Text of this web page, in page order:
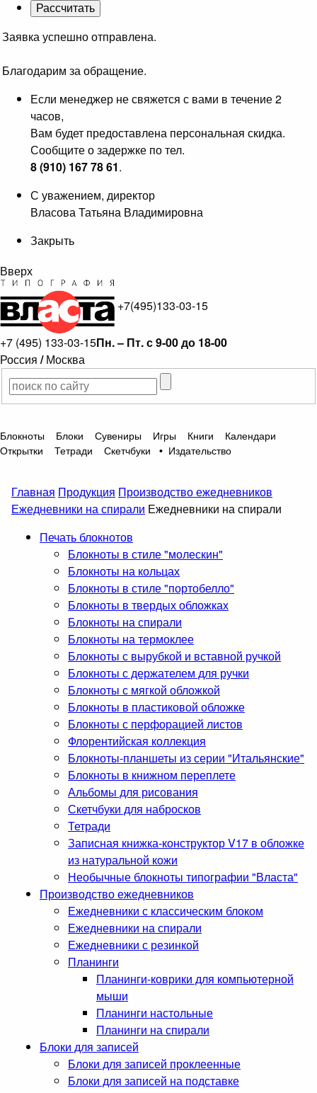
Заявка успешно отправлена.
Благодарим за обращение.
Если менеджер не свяжется с вами в течение 2
часов,
Вам будет предоставлена персональная скидка.
Сообщите о задержке по тел.
8 (910) 167 78 61.
С уважением, директор
Власова Татьяна Владимировна
Закрыть
Вверх
+7(495)133-03-15
+7 (495) 133-03-15Пн. – Пт. с 9-00 до 18-00
Россия / Москва
Блокноты Блоки Сувениры Игры Книги
Календари
Открытки
Тетради Скетчбуки • Издательство
Главная Продукция Производство ежедневников
Ежедневники на спирали Ежедневники на спирали
Печать блокнотов
Блокноты в стиле "молескин"
Блокноты на кольцах
Блокноты в стиле "портобелло"
Блокноты в твердых обложках
Блокноты на спирали
Блокноты на термоклее
Блокноты с вырубкой и вставной ручкой
Блокноты с держателем для ручки
Блокноты с мягкой обложкой
Блокноты в пластиковой обложке
Блокноты с перфорацией листов
Флорентийская коллекция
Блокноты-планшеты из серии "Итальянские"
Блокноты в книжном переплете
Альбомы для рисования
Скетчбуки для набросков
Тетради
Записная книжка-конструктор V17 в обложке
из натуральной кожи
Необычные блокноты типографии "Власта"
Производство ежедневников
Ежедневники с классическим блоком
Ежедневники на спирали
Ежедневники с резинкой
Планинги
Планинги-коврики для компьютерной
мыши
Планинги настольные
Планинги на спирали
Блоки для записей
Блоки для записей проклеенные
Блоки для записей на подставке